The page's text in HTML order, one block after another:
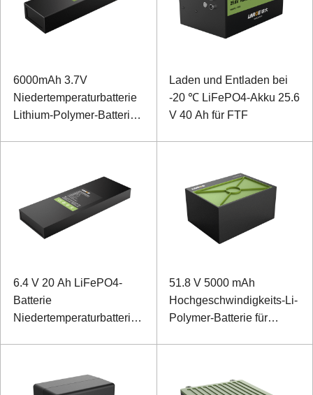
6000mAh 3.7V
Niedertemperaturbatterie
Lithium-Polymer-Batterie
Laden und Entladen bei
-20 ℃ LiFePO4-Akku 25.6
V 40 Ah für FTF
6.4 V 20 Ah LiFePO4-
Batterie
Niedertemperaturbatterie
51.8 V 5000 mAh
Hochgeschwindigkeits-Li-
Polymer-Batterie für